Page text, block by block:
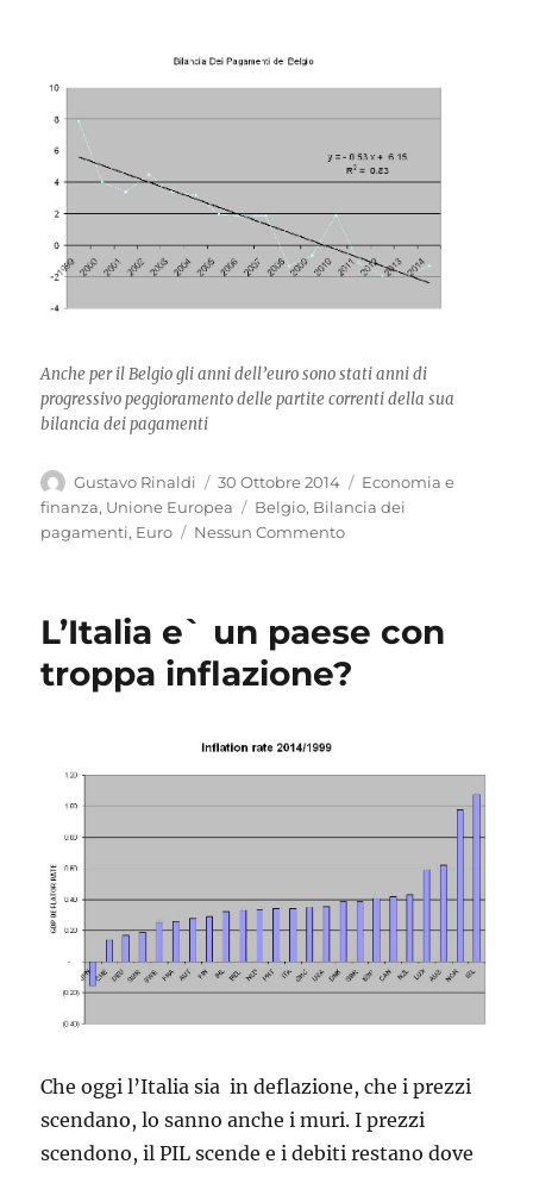
Anche per il Belgio gli anni dell’euro sono stati anni di
progressivo peggioramento delle partite correnti della sua
bilancia dei pagamenti
Autore
Gustavo Rinaldi
Pubblicato
il
30 Ottobre 2014 Categorie
Economia e
finanza, Unione Europea Tag
Belgio, Bilancia dei
pagamenti, Euro Nessun Commento
L’Italia e` un paese con
troppa inflazione?
Che oggi l’Italia sia in deflazione, che i prezzi
scendano, lo sanno anche i muri. I prezzi
scendono, il PIL scende e i debiti restano dove